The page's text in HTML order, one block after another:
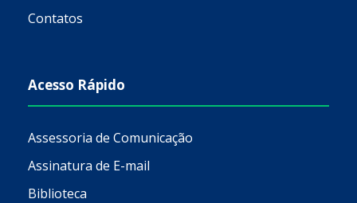
Contatos
Acesso Rápido
Assessoria de Comunicação
Assinatura de E-mail
Biblioteca